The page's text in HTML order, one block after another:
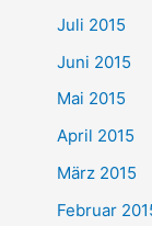
Juli 2015
Juni 2015
Mai 2015
April 2015
März 2015
Februar